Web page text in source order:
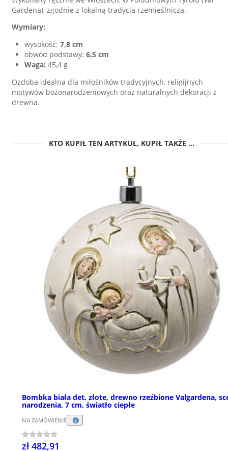
Gardena), zgodnie z lokalną tradycją rzemieślniczą.
Wymiary:
wysokość: 7,8 cm
obwód podstawy: 6,5 cm
Waga: 45,4 g
Ozdoba idealna dla miłośników tradycyjnych, religijnych
motywów bożonarodzeniowych oraz naturalnych dekoracji z
drewna.
KTO KUPIŁ TEN ARTYKUŁ, KUPIŁ TAKŻE ...
Bombka biała det. złote, drewno rzeźbione Valgardena,
narodzenia, 7 cm, światło ciepłe
NA ZAMÓWIENIE
zł 482,91